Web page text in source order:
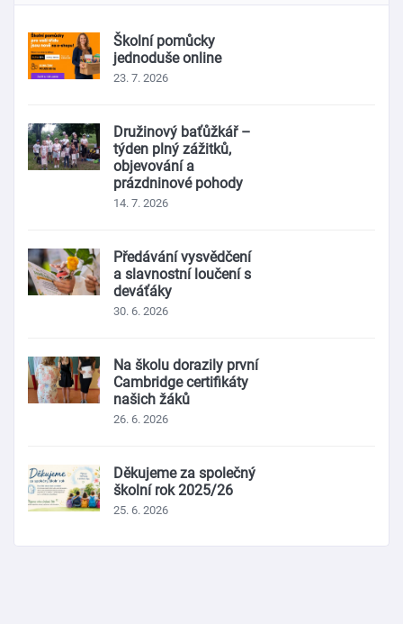
Školní pomůcky
jednoduše online
23. 7. 2026
Družinový baťůžkář –
týden plný zážitků,
objevování a
prázdninové pohody
14. 7. 2026
Předávání vysvědčení
a slavnostní loučení s
deváťáky
30. 6. 2026
Na školu dorazily první
Cambridge certifikáty
našich žáků
26. 6. 2026
Děkujeme za společný
školní rok 2025/26
25. 6. 2026